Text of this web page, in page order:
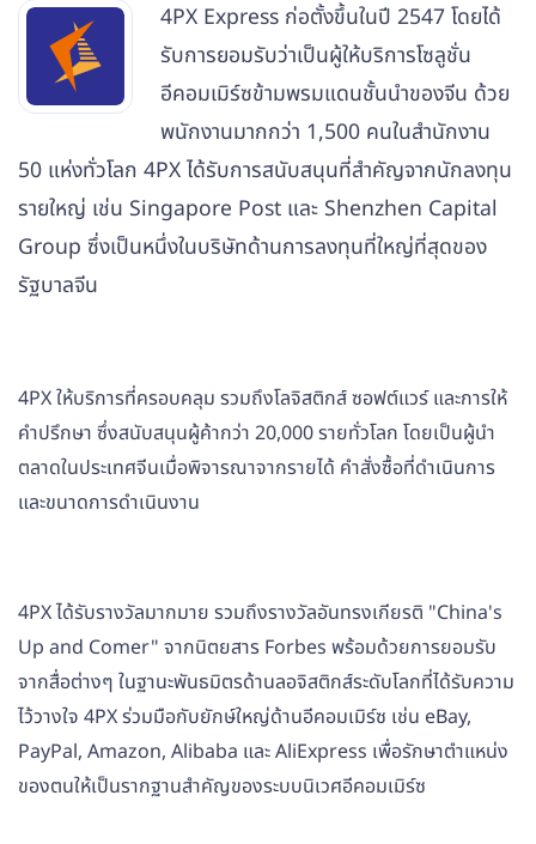
4PX Express ก่อตั้งขึ้นในปี 2547 โดยได้
รับการยอมรับว่าเป็นผู้ให้บริการโซลูชั่น
อีคอมเมิร์ซข้ามพรมแดนชั้นนำของจีน ด้วย
พนักงานมากกว่า 1,500 คนในสำนักงาน
50 แห่งทั่วโลก 4PX ได้รับการสนับสนุนที่สำคัญจากนักลงทุน
รายใหญ่ เช่น Singapore Post และ Shenzhen Capital
Group ซึ่งเป็นหนึ่งในบริษัทด้านการลงทุนที่ใหญ่ที่สุดของ
รัฐบาลจีน
4PX ให้บริการที่ครอบคลุม รวมถึงโลจิสติกส์ ซอฟต์แวร์ และการให้
คำปรึกษา ซึ่งสนับสนุนผู้ค้ากว่า 20,000 รายทั่วโลก โดยเป็นผู้นำ
ตลาดในประเทศจีนเมื่อพิจารณาจากรายได้ คำสั่งซื้อที่ดำเนินการ
และขนาดการดำเนินงาน
4PX ได้รับรางวัลมากมาย รวมถึงรางวัลอันทรงเกียรติ "China's
Up and Comer" จากนิตยสาร Forbes พร้อมด้วยการยอมรับ
จากสื่อต่างๆ ในฐานะพันธมิตรด้านลอจิสติกส์ระดับโลกที่ได้รับความ
ไว้วางใจ 4PX ร่วมมือกับยักษ์ใหญ่ด้านอีคอมเมิร์ซ เช่น eBay,
PayPal, Amazon, Alibaba และ AliExpress เพื่อรักษาตำแหน่ง
ของตนให้เป็นรากฐานสำคัญของระบบนิเวศอีคอมเมิร์ซ